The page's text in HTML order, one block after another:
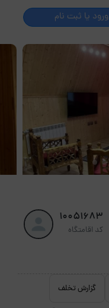
ورود یا ثبت نام
10051683
کد اقامتگاه
گزارش تخلف